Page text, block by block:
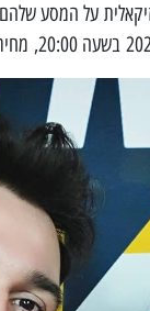
על המסע